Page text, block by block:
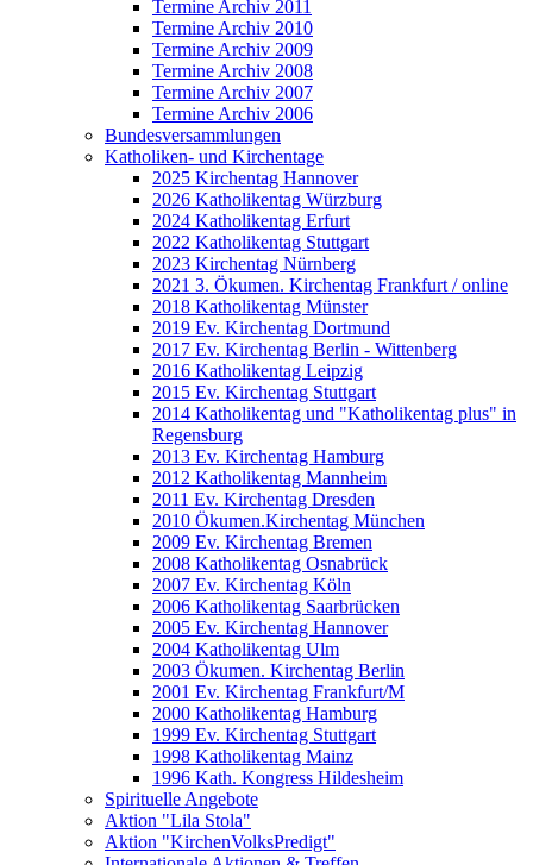
Termine Archiv 2011
Termine Archiv 2010
Termine Archiv 2009
Termine Archiv 2008
Termine Archiv 2007
Termine Archiv 2006
Bundesversammlungen
Katholiken- und Kirchentage
2025 Kirchentag Hannover
2026 Katholikentag Würzburg
2024 Katholikentag Erfurt
2022 Katholikentag Stuttgart
2023 Kirchentag Nürnberg
2021 3. Ökumen. Kirchentag Frankfurt / online
2018 Katholikentag Münster
2019 Ev. Kirchentag Dortmund
2017 Ev. Kirchentag Berlin - Wittenberg
2016 Katholikentag Leipzig
2015 Ev. Kirchentag Stuttgart
2014 Katholikentag und "Katholikentag plus" in
Regensburg
2013 Ev. Kirchentag Hamburg
2012 Katholikentag Mannheim
2011 Ev. Kirchentag Dresden
2010 Ökumen.Kirchentag München
2009 Ev. Kirchentag Bremen
2008 Katholikentag Osnabrück
2007 Ev. Kirchentag Köln
2006 Katholikentag Saarbrücken
2005 Ev. Kirchentag Hannover
2004 Katholikentag Ulm
2003 Ökumen. Kirchentag Berlin
2001 Ev. Kirchentag Frankfurt/M
2000 Katholikentag Hamburg
1999 Ev. Kirchentag Stuttgart
1998 Katholikentag Mainz
1996 Kath. Kongress Hildesheim
Spirituelle Angebote
Aktion "Lila Stola"
Aktion "KirchenVolksPredigt"